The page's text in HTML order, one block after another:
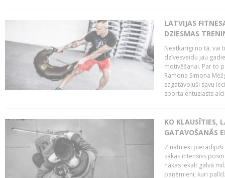
LATVIJAS
DZIESMAS
Neatkarīgi no tā, vai
dzīvesveidu jau
motivēšanai. Par to
Ramona Simona
sagatavojuši savu
sporta entuziasts
KO KLAUSĪTIES,
GATAVOŠANĀS
Zinātnieki pierādījuši
sākas intensīvs
nākas iekalt galvā
paņēmieni, kuri